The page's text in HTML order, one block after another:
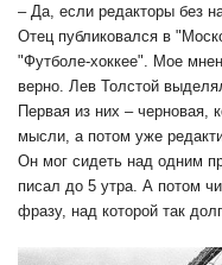
– Да, если редакторы без
Отец публиковался в
"Футболе-хоккее". Мое
верно. Лев Толстой
Первая из них – черновая,
мысли, а потом уже
Он мог сидеть над одним
писал до 5 утра. А потом
фразу, над которой так